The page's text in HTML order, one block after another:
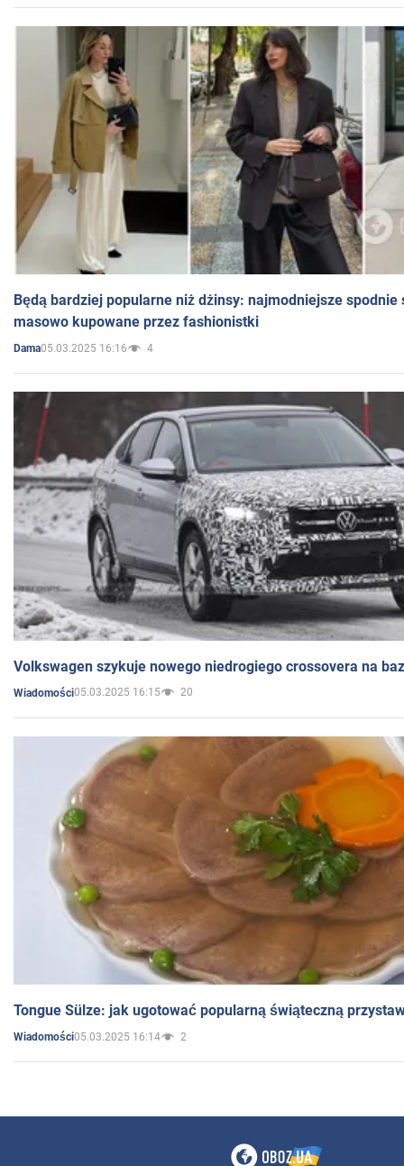
Będą bardziej popularne niż dżinsy: najmodniejsze spodnie
masowo kupowane przez fashionistki
Dama05.03.2025 16:16 4
Volkswagen szykuje nowego niedrogiego crossovera na
Wiadomości05.03.2025 16:15 20
Tongue Sülze: jak ugotować popularną świąteczną
Wiadomości05.03.2025 16:14 2